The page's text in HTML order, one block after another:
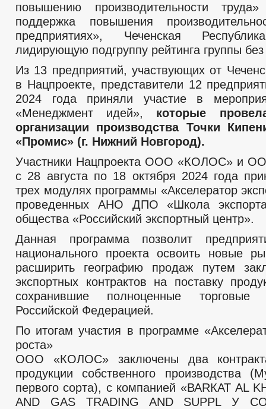
повышению производительности
поддержка повышения
предприятиях», Чеченская
лидирующую подгруппу рейтинга группы
Из 13 предприятий, участвующих от
в Нацпроекте, представители 12
2024 года приняли участие в
«Менеджмент идей», которые
организации производства Точки
«Промис» (г. Нижний Новгород).
Участники Нацпроекта ООО «КОЛОС» и
с 28 августа по 18 октября 2024 года
трех модулях программы «Акселератор
проведенных АНО ДПО «Школа экспорта
общества «Российский экспортный центр».
Данная программа позволит
национального проекта освоить новые
расширить географию продаж путем
экспортных контрактов на поставку
сохранившие полноценные
Российской Федерацией.
По итогам участия в программе
роста»
ООО «КОЛОС» заключены два
продукции собственного производства
первого сорта), с компанией «ВАRКАТ AL
AND GAS TRADING AND SUPPL У